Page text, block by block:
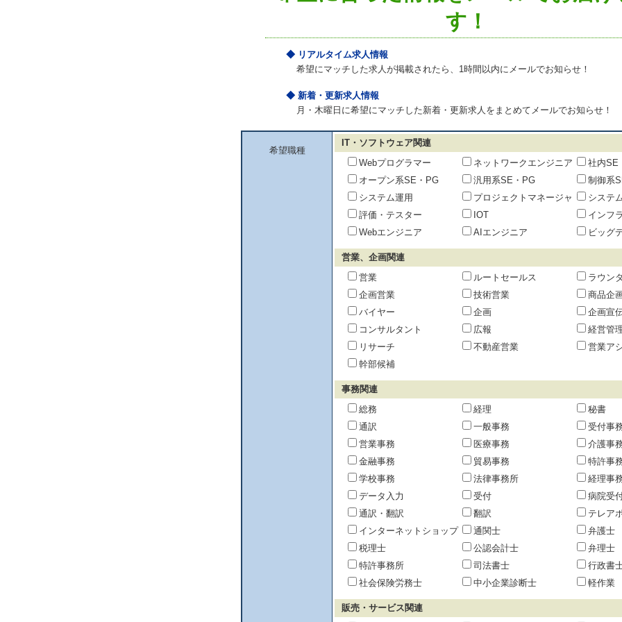
す！
◆ リアルタイム求人情報
希望にマッチした求人が掲載されたら、1時間以内にメールでお知らせ！
◆ 新着・更新求人情報
月・木曜日に希望にマッチした新着・更新求人をまとめてメールでお知らせ！
希望職種
IT・ソフトウェア関連
Webプログラマー
ネットワークエンジニア
社内SE
オープン系SE・PG
汎用系SE・PG
制御系
システム運用
プロジェクトマネージャ
システ
評価・テスター
IOT
インフ
Webエンジニア
AIエンジニア ビッグ
営業、企画関連
営業
ルートセールス
ラウン
企画営業
技術営業
商品企
バイヤー
企画
企画宣
コンサルタント
広報
経営管
リサーチ
不動産営業
営業ア
幹部候補
事務関連
総務
経理
秘書
通訳
一般事務
受付事
営業事務
医療事務
介護事
金融事務
貿易事務
特許事
学校事務
法律事務所
経理事
データ入力
受付
病院受
通訳・翻訳
翻訳
テレア
インターネットショップ
通関士
弁護士
税理士
公認会計士
弁理士
特許事務所
司法書士
行政書
社会保険労務士
中小企業診断士 軽作業
販売・サービス関連